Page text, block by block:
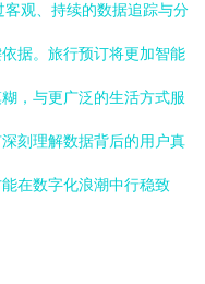
观、持续的数据追踪与分
据。旅行预订将更加智能
，与更广泛的生活方式服
刻理解数据背后的用户真
在数字化浪潮中行稳致